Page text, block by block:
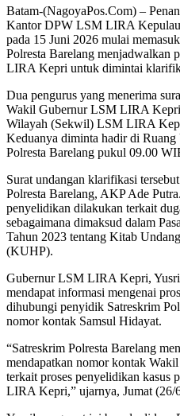
Batam-(NagoyaPos.Com) –
Kantor DPW LSM LIRA
pada 15 Juni 2026 mulai
Polresta Barelang menjadwalkan
LIRA Kepri untuk dimintai
Dua pengurus yang menerima
Wakil Gubernur LSM LIRA
Wilayah (Sekwil) LSM LIRA
Keduanya diminta hadir di
Polresta Barelang pukul 09.00
Surat undangan klarifikasi
Polresta Barelang, AKP Ade
penyelidikan dilakukan terkait
sebagaimana dimaksud dalam
Tahun 2023 tentang Kitab
(KUHP).
Gubernur LSM LIRA Kepri,
mendapat informasi mengenai
dihubungi penyidik Satreskrim
nomor kontak Samsul Hidayat.
“Satreskrim Polresta Barelang
mendapatkan nomor kontak
terkait proses penyelidikan kasus
LIRA Kepri,” ujarnya, Jumat (26/